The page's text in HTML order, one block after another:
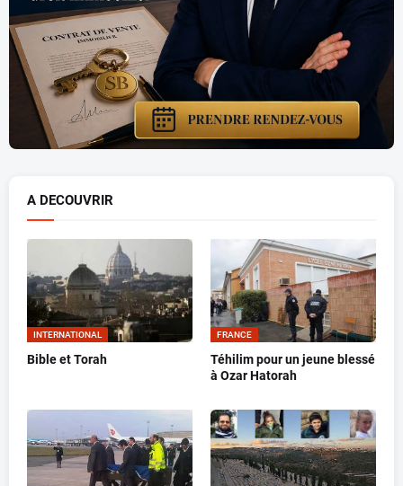
A DECOUVRIR
INTERNATIONAL
Bible et Torah
FRANCE
Téhilim pour un jeune blessé
à Ozar Hatorah